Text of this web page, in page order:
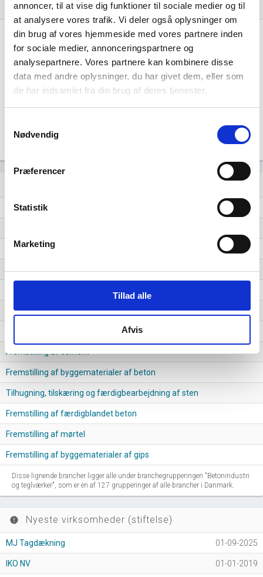
annoncer, til at vise dig funktioner til sociale medier og til
at analysere vores trafik. Vi deler også oplysninger om
din brug af vores hjemmeside med vores partnere inden
for sociale medier, annonceringspartnere og
analysepartnere. Vores partnere kan kombinere disse
data med andre oplysninger, du har givet dem, eller som
de har indsamlet fra din brug af deres tjenester.
Nødvendig
Præferencer
Statistik
Marketing
Tillad alle
Afvis
bar_chart Nye og ophørte virksomheder pr. år
2025
0,00
0,50
0,75
1,00
Fremstilling af kalk og gips
Fremstilling af mursten, teglsten og byggematerialer af brændt ler
Fremstilling af andre ikke-metalholdige mineralske produkter i.a.n.
Fremstilling af fibercement
Fremstilling af cement
Fremstilling af byggematerialer af beton
Tilhugning, tilskæring og færdigbearbejdning af sten
Fremstilling af færdigblandet beton
Fremstilling af mørtel
Fremstilling af byggematerialer af gips
Disse lignende brancher ligger alle under branchegrupperingen "Betonindustri
og teglværker", som er én af 127 grupperinger af alle brancher i Danmark.
new_releases Nyeste virksomheder (stiftelse)
MJ Tagdækning 01-09-2025
IKO NV 01-01-2019